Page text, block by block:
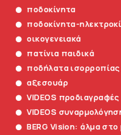
ποδοκίνητα
ποδοκίνητα-
οικογενειακά
πατίνια παιδικά
ποδήλατα ισορροπίας
αξεσουάρ
VIDEOS προδιαγραφές
VIDEOS
BERG Vision: άλμα στο